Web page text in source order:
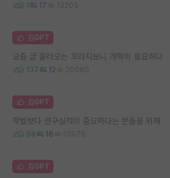
1 17 13205
김GPT
요즘 글 올라오는 꼬라지보니 개혁이 필요하다
137 12 20080
김GPT
학벌보다 연구실적이 중요하다는 분들을 위해
68 16 13976
김GPT